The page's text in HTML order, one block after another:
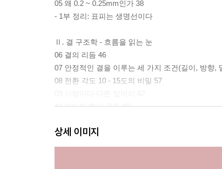
05 왜 0.2 ~ 0.25mm인가 38
- 1부 정리: 표피는 생명선이다
Ⅱ. 결 구조학 - 흐름을 읽는 눈
06 결의 리듬 46
07 안정적인 결을 이루는 세 가지 조건(길이, 방향,
08 전환 각도 10 - 15도의 비밀 57
10 밀도의 황금 규칙 68
12 인위적 결의 7가지 패턴 79
- 2부 정리: 결은 창작이 아니라 해석이다
상세 이미지